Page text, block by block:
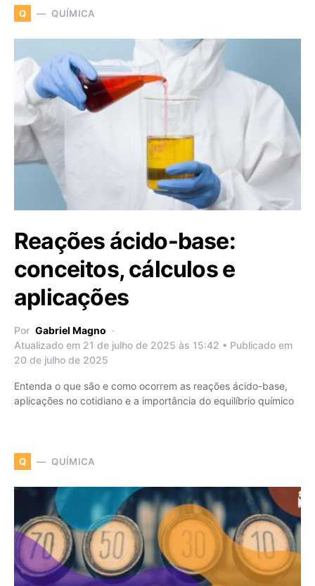
Q QUÍMICA
Reações ácido-base:
conceitos, cálculos e
aplicações
Por Gabriel Magno
Atualizado em 21 de julho de 2025 às 15:42 • Publicado em
20 de julho de 2025
Entenda o que são e como ocorrem as reações ácido-base,
aplicações no cotidiano e a importância do equilíbrio químico
Q QUÍMICA